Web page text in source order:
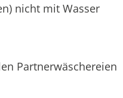
nicht mit Wasser
Partnerwäschereien